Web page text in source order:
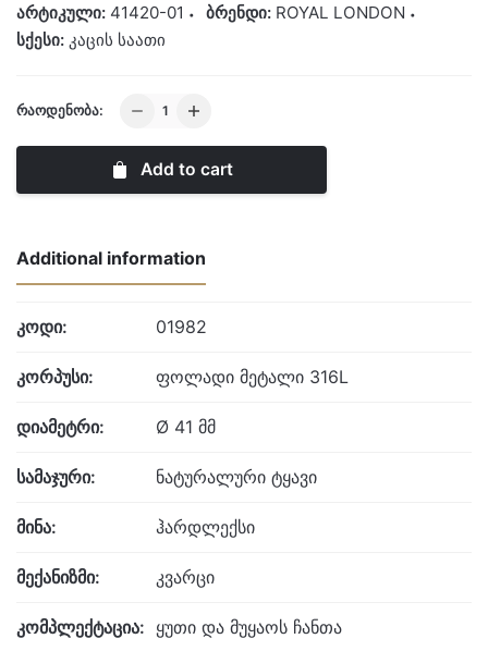
არტიკული: 41420-01 ბრენდი: ROYAL LONDON
სქესი: კაცის საათი
ᲠᲐᲝᲓᲔᲜᲝᲑᲐ:
Royal
quantity
Add to cart
Additional information
კოდი: 01982
კორპუსი: ფოლადი მეტალი 316L
დიამეტრი: Ø 41 მმ
სამაჯური: ნატურალური ტყავი
მინა: ჰარდლექსი
მექანიზმი: კვარცი
კომპლექტაცია: ყუთი და მუყაოს ჩანთა